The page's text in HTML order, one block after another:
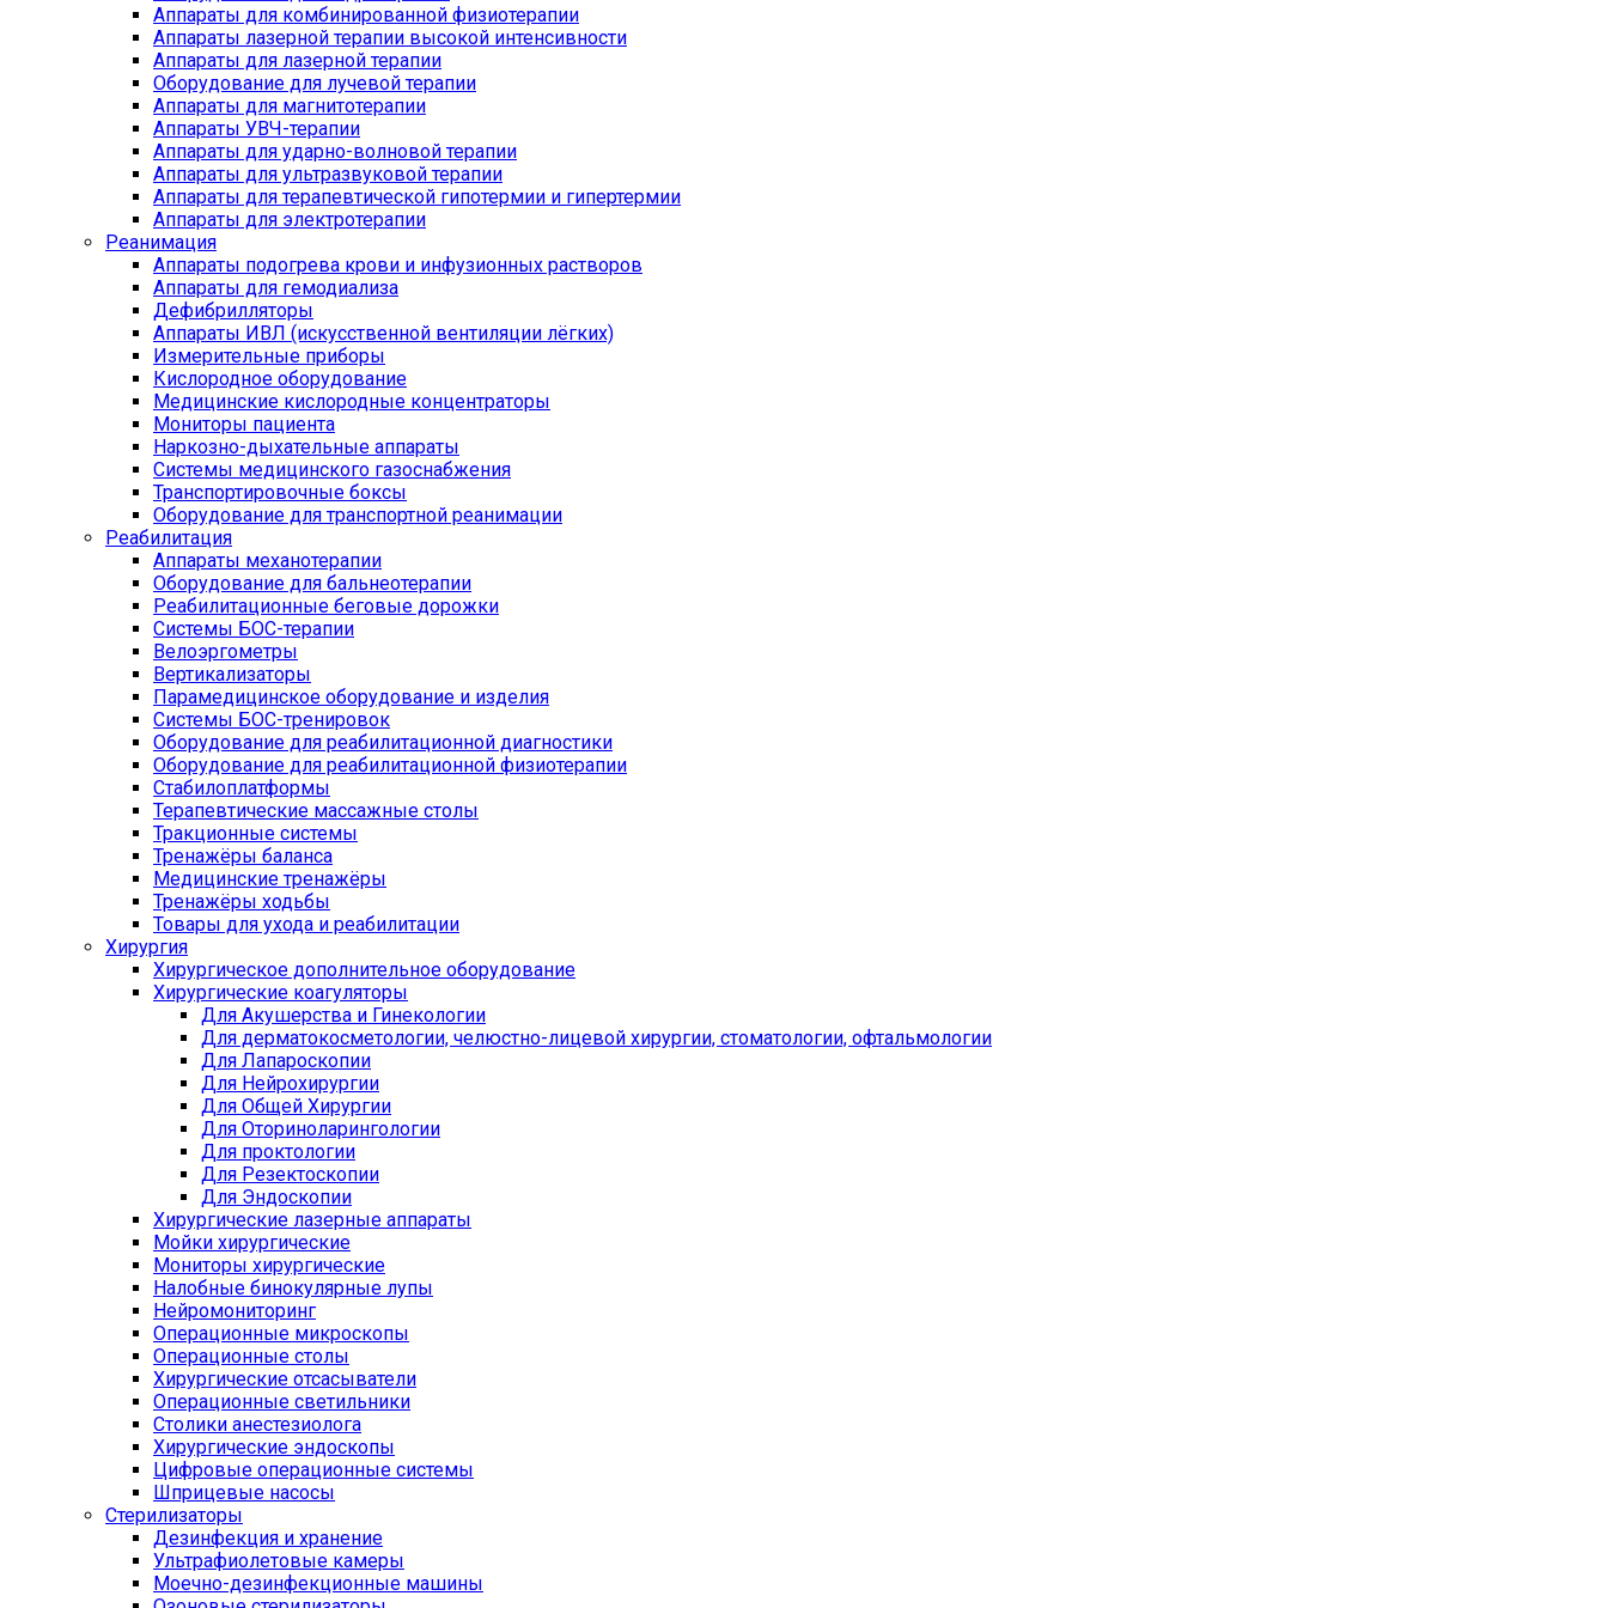
Аппараты для комбинированной физиотерапии
Аппараты лазерной терапии высокой интенсивности
Аппараты для лазерной терапии
Оборудование для лучевой терапии
Аппараты для магнитотерапии
Аппараты УВЧ-терапии
Аппараты для ударно-волновой терапии
Аппараты для ультразвуковой терапии
Аппараты для терапевтической гипотермии и гипертермии
Аппараты для электротерапии
Реанимация
Аппараты подогрева крови и инфузионных растворов
Аппараты для гемодиализа
Дефибрилляторы
Аппараты ИВЛ (искусственной вентиляции лёгких)
Измерительные приборы
Кислородное оборудование
Медицинские кислородные концентраторы
Мониторы пациента
Наркозно-дыхательные аппараты
Системы медицинского газоснабжения
Транспортировочные боксы
Оборудование для транспортной реанимации
Реабилитация
Аппараты механотерапии
Оборудование для бальнеотерапии
Реабилитационные беговые дорожки
Системы БОС-терапии
Велоэргометры
Вертикализаторы
Парамедицинское оборудование и изделия
Системы БОС-тренировок
Оборудование для реабилитационной диагностики
Оборудование для реабилитационной физиотерапии
Стабилоплатформы
Терапевтические массажные столы
Тракционные системы
Тренажёры баланса
Медицинские тренажёры
Тренажёры ходьбы
Товары для ухода и реабилитации
Хирургия
Хирургическое дополнительное оборудование
Хирургические коагуляторы
Для Акушерства и Гинекологии
Для дерматокосметологии, челюстно-лицевой хирургии, стоматологии, офтальмологии
Для Лапароскопии
Для Нейрохирургии
Для Общей Хирургии
Для Оториноларингологии
Для проктологии
Для Резектоскопии
Для Эндоскопии
Хирургические лазерные аппараты
Мойки хирургические
Мониторы хирургические
Налобные бинокулярные лупы
Нейромониторинг
Операционные микроскопы
Операционные столы
Хирургические отсасыватели
Операционные светильники
Столики анестезиолога
Хирургические эндоскопы
Цифровые операционные системы
Шприцевые насосы
Стерилизаторы
Дезинфекция и хранение
Ультрафиолетовые камеры
Моечно-дезинфекционные машины